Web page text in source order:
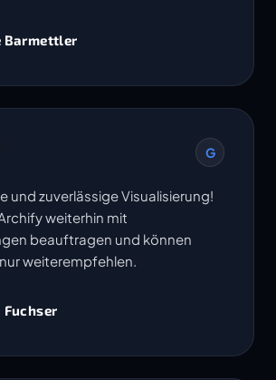
Barmettler
G
und zuverlässige Visualisierung!
weiterhin mit
beauftragen und können
weiterempfehlen.
Fuchser